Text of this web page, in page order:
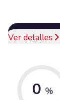
Ver detalles
0 %